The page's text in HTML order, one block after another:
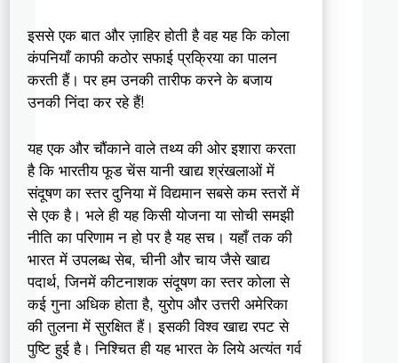
इससे एक बात और ज़ाहिर होती है वह यह कि कोला
कंपनियाँ काफी कठोर सफाई प्रक्रिया का पालन
करती हैं। पर हम उनकी तारीफ करने के बजाय
उनकी निंदा कर रहे हैं!
यह एक और चौंकाने वाले तथ्य की ओर इशारा करता
है कि भारतीय फूड चेंस यानी खाद्य श्रंखलाओं में
संदूषण का स्तर दुनिया में विद्यमान सबसे कम स्तरों में
से एक है। भले ही यह किसी योजना या सोची समझी
नीति का परिणाम न हो पर है यह सच। यहाँ तक की
भारत में उपलब्ध सेब, चीनी और चाय जैसे खाद्य
पदार्थ, जिनमें कीटनाशक संदूषण का स्तर कोला से
कई गुना अधिक होता है, युरोप और उत्तरी अमेरिका
की तुलना में सुरक्षित हैं। इसकी विश्व खाद्य रपट से
पुष्टि हुई है। निश्चित ही यह भारत के लिये अत्यंत गर्व